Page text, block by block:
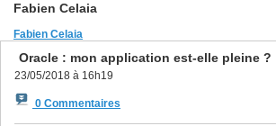
Fabien Celaia
Fabien Celaia
Oracle : mon application est-elle pleine ?
23/05/2018 à 16h19
0 Commentaires